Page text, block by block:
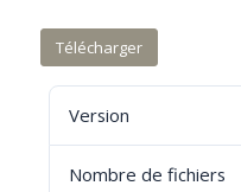
Télécharger
Version
Nombre de fichiers